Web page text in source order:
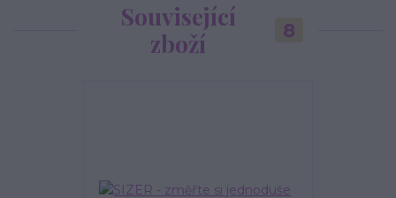
Související
zboží
8